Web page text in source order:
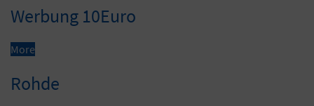
Werbung 10Euro
More
Rohde